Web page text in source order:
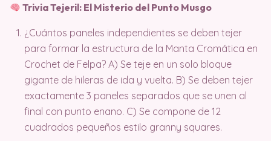
Trivia Tejeril: El Misterio del Punto Musgo
¿Cuántos paneles independientes se deben tejer
para formar la estructura de la Manta Cromática en
Crochet de Felpa? A) Se teje en un solo bloque
gigante de hileras de ida y vuelta. B) Se deben tejer
exactamente 3 paneles separados que se unen al
final con punto enano. C) Se compone de 12
cuadrados pequeños estilo granny squares.